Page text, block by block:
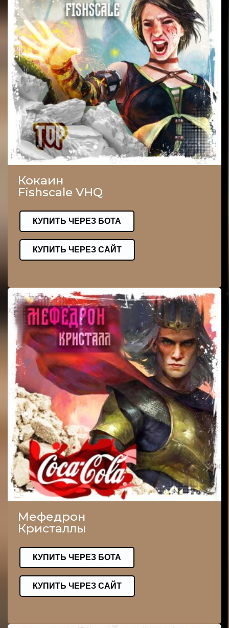
Кокаин
Fishscale VHQ
КУПИТЬ ЧЕРЕЗ БОТА
КУПИТЬ ЧЕРЕЗ САЙТ
Мефедрон
Кристаллы
КУПИТЬ ЧЕРЕЗ БОТА
КУПИТЬ ЧЕРЕЗ САЙТ